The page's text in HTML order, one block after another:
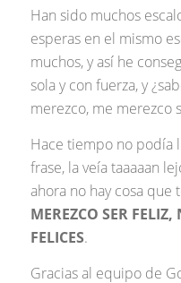
Han sido muchos
esperas en el mismo
muchos, y así he
sola y con fuerza, y
merezco, me merezco
Hace tiempo no podía
frase, la veía taaaaan
ahora no hay cosa que
MEREZCO SER FELIZ,
FELICES.
Gracias al equipo de